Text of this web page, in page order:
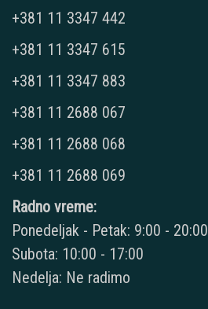
+381 11 3347 442
+381 11 3347 615
+381 11 3347 883
+381 11 2688 067
+381 11 2688 068
+381 11 2688 069
Radno vreme:
Ponedeljak - Petak: 9:00 - 20:00
Subota: 10:00 - 17:00
Nedelja: Ne radimo